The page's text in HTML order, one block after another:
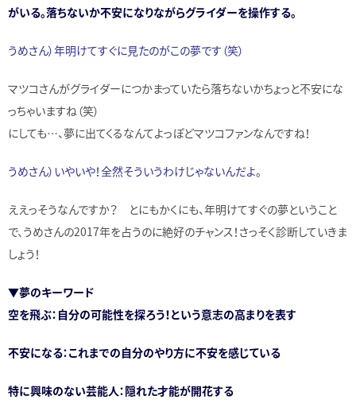
がいる。落ちないか不安になりながらグライダーを操作する。
うめさん）年明けてすぐに見たのがこの夢です（笑）
マツコさんがグライダーにつかまっていたら落ちないかちょっと不安にな
っちゃいますね（笑）
にしても…、夢に出てくるなんてよっぽどマツコファンなんですね！
うめさん）いやいや！全然そういうわけじゃないんだよ。
ええっそうなんですか？ とにもかくにも、年明けてすぐの夢ということ
で、うめさんの2017年を占うのに絶好のチャンス！さっそく診断していきま
しょう！
▼夢のキーワード
空を飛ぶ：自分の可能性を探ろう！という意志の高まりを表す
不安になる：これまでの自分のやり方に不安を感じている
特に興味のない芸能人：隠れた才能が開花する